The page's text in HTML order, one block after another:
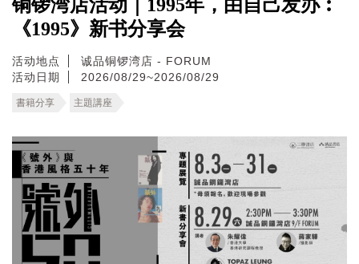
铜锣湾店活动｜1995年，由自己发办︰
《1995》新书分享会
活动地点
诚品铜锣湾店 - FORUM
活动日期
2026/08/29~2026/08/29
書籍分享 主題講座